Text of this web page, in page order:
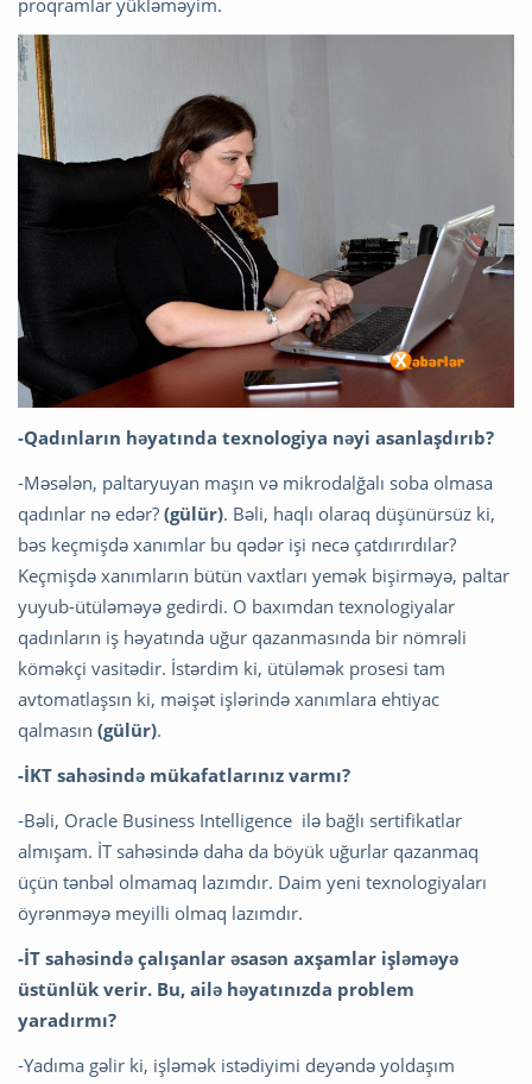
proqramlar yükləməyim.
-Qadınların həyatında texnologiya nəyi asanlaşdırıb?
-Məsələn, paltaryuyan maşın və mikrodalğalı soba olmasa
qadınlar nə edər? (gülür). Bəli, haqlı olaraq düşünürsüz ki,
bəs keçmişdə xanımlar bu qədər işi necə çatdırırdılar?
Keçmişdə xanımların bütün vaxtları yemək bişirməyə, paltar
yuyub-ütüləməyə gedirdi. O baxımdan texnologiyalar
qadınların iş həyatında uğur qazanmasında bir nömrəli
köməkçi vasitədir. İstərdim ki, ütüləmək prosesi tam
avtomatlaşsın ki, məişət işlərində xanımlara ehtiyac
qalmasın (gülür).
-İKT sahəsində mükafatlarınız varmı?
-Bəli, Oracle Business Intelligence ilə bağlı sertifikatlar
almışam. İT sahəsində daha da böyük uğurlar qazanmaq
üçün tənbəl olmamaq lazımdır. Daim yeni texnologiyaları
öyrənməyə meyilli olmaq lazımdır.
-İT sahəsində çalışanlar əsasən axşamlar işləməyə
üstünlük verir. Bu, ailə həyatınızda problem
yaradırmı?
-Yadıma gəlir ki, işləmək istədiyimi deyəndə yoldaşım